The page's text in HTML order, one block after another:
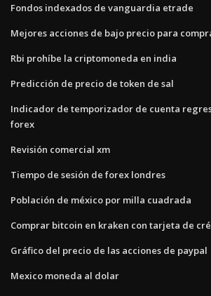
Fondos indexados de vanguardia etrade
Mejores acciones de bajo precio para
Rbi prohíbe la criptomoneda en india
Predicción de precio de token de sal
Indicador de temporizador de cuenta
forex
Revisión comercial xm
Tiempo de sesión de forex londres
Población de méxico por milla cuadrada
Comprar bitcoin en kraken con tarjeta de
Gráfico del precio de las acciones de paypal
Mexico moneda al dolar